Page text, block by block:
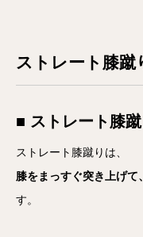
ストレート膝蹴
■ ストレート膝
ストレート膝蹴りは、
膝をまっすぐ突き上げ
す。